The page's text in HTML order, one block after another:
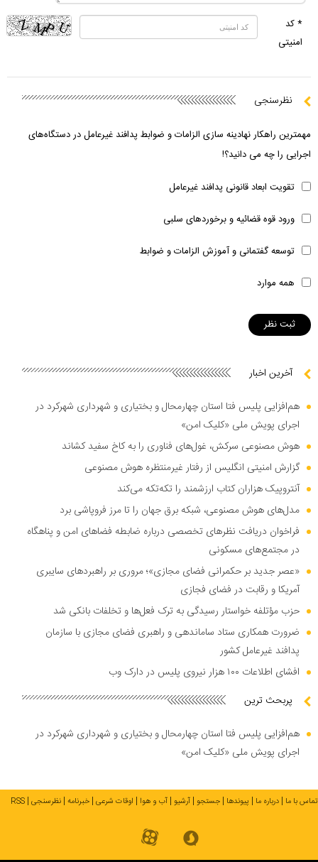
* کد
امنیتی
نظرسنجی
مهمترین راهکار نهادینه سازی الزامات و ضوابط پدافند غیرعامل در دستگاه‌های
اجرایی را چه می دانید؟!
تقویت ابعاد قانونی پدافند غیرعامل
ورود قوه قضائیه و برخوردهای سلبی
توسعه گفتمانی و آموزش الزامات و ضوابط
همه موارد
آخرین اخبار
هم‌افزایی پلیس فتا استان چهارمحال و بختیاری و شهرداری شهرکرد در
اجرای پویش ملی «کلیک امن»
هوش مصنوعی سرکش، غول‌های فناوری را به کاخ سفید کشاند
گزارش امنیتی انگلیس از رفتار غیرمنتظره هوش مصنوعی
آنتروپیک هزاران کتاب ارزشمند را تکه‌تکه می‌کند
مدل‌های هوش مصنوعی، شبکه برق جهان را تا مرز فروپاشی برد
فراخوان دریافت نظر‌های تخصصی درباره ضابطه فضا‌های امن و پناهگاه
در مجتمع‌های مسکونی
«عصر جدید بر حکمرانی فضای مجازی»؛ مروری بر راهبرد‌های سایبری
آمریکا و رقابت در فضای فجازی
حزب مؤتلفه خواستار رسیدگی به ترک فعل‌ها و تخلفات بانکی شد
ضرورت همکاری ستاد ساماندهی و راهبری فضای مجازی با سازمان
پدافند غیرعامل کشور
افشای اطلاعات ۱۰۰ هزار نیروی پلیس در دارک وب
پربحث ترین
هم‌افزایی پلیس فتا استان چهارمحال و بختیاری و شهرداری شهرکرد در
اجرای پویش ملی «کلیک امن»
تماس با ما درباره ما پیوندها جستجو آرشیو آب و هوا اوقات شرعی خبرنامه نظرسنجی RSS